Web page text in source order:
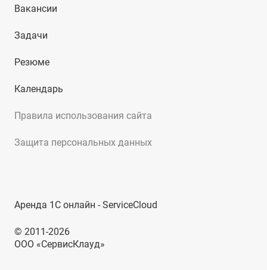
Правила использования сайта
Защита персональных данных
Вакансии
Задачи
Резюме
Календарь
Аренда 1С онлайн - ServiceCloud
© 2011-2026
ООО «СервисКлауд»